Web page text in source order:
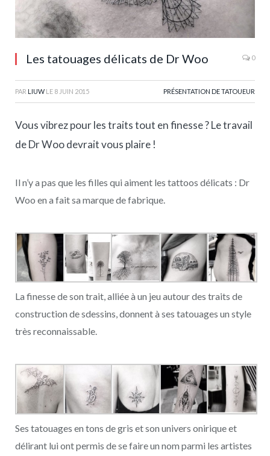
Les tatouages délicats de Dr Woo 0
PAR LIUW LE 8 JUIN 2015 PRÉSENTATION DE TATOUEUR
Vous vibrez pour les traits tout en finesse ? Le travail
de Dr Woo devrait vous plaire !
Il n’y a pas que les filles qui aiment les tattoos délicats : Dr
Woo en a fait sa marque de fabrique.
La finesse de son trait, alliée à un jeu autour des traits de
construction de sdessins, donnent à ses tatouages un style
très reconnaissable.
Ses tatouages en tons de gris et son univers onirique et
délirant lui ont permis de se faire un nom parmi les artistes